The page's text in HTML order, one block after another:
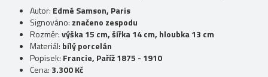
Autor: Edmé Samson, Paris
Signováno: značeno zespodu
Rozměr:výška 15 cm, šířka 14 cm, hloubka 13 cm
Materiál: bílý porcelán
Popisek: Francie, Paříž 1875 - 1910
Cena: 3.300 Kč